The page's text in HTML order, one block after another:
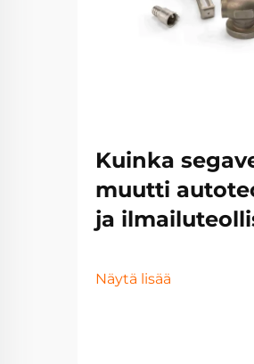
Kuinka
muutti
ja
Näytä lisää